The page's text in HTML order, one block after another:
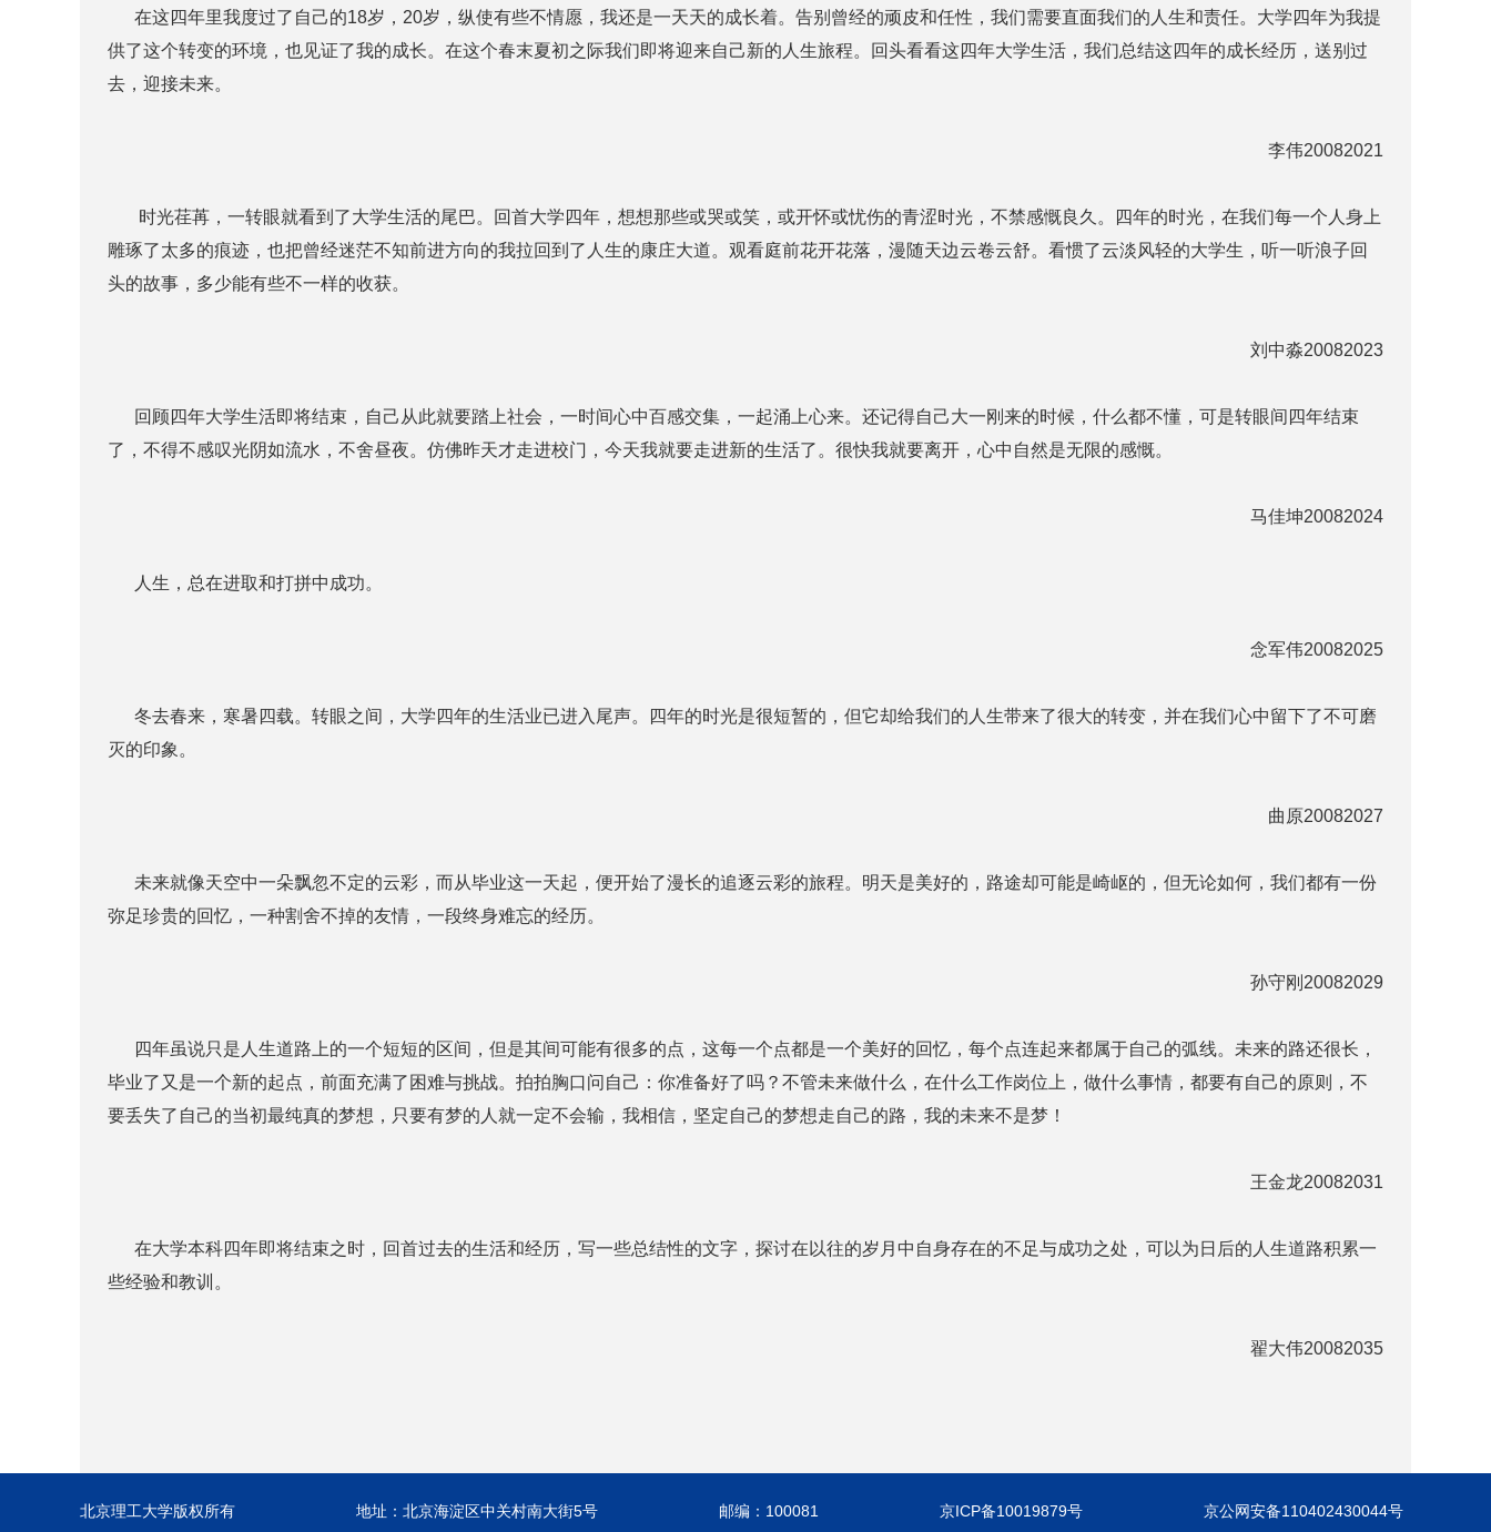
在这四年里我度过了自己的18岁，20岁，纵使有些不情愿，我还是一天天的成长着。告别曾经的顽皮和任性，我们需要直面我们的人生和责任。大学四年为我提
供了这个转变的环境，也见证了我的成长。在这个春末夏初之际我们即将迎来自己新的人生旅程。回头看看这四年大学生活，我们总结这四年的成长经历，送别过
去，迎接未来。
李伟20082021
时光荏苒，一转眼就看到了大学生活的尾巴。回首大学四年，想想那些或哭或笑，或开怀或忧伤的青涩时光，不禁感慨良久。四年的时光，在我们每一个人身上
雕琢了太多的痕迹，也把曾经迷茫不知前进方向的我拉回到了人生的康庄大道。观看庭前花开花落，漫随天边云卷云舒。看惯了云淡风轻的大学生，听一听浪子回
头的故事，多少能有些不一样的收获。
刘中淼20082023
回顾四年大学生活即将结束，自己从此就要踏上社会，一时间心中百感交集，一起涌上心来。还记得自己大一刚来的时候，什么都不懂，可是转眼间四年结束
了，不得不感叹光阴如流水，不舍昼夜。仿佛昨天才走进校门，今天我就要走进新的生活了。很快我就要离开，心中自然是无限的感慨。
马佳坤20082024
人生，总在进取和打拼中成功。
念军伟20082025
冬去春来，寒暑四载。转眼之间，大学四年的生活业已进入尾声。四年的时光是很短暂的，但它却给我们的人生带来了很大的转变，并在我们心中留下了不可磨
灭的印象。
曲原20082027
未来就像天空中一朵飘忽不定的云彩，而从毕业这一天起，便开始了漫长的追逐云彩的旅程。明天是美好的，路途却可能是崎岖的，但无论如何，我们都有一份
弥足珍贵的回忆，一种割舍不掉的友情，一段终身难忘的经历。
孙守刚20082029
四年虽说只是人生道路上的一个短短的区间，但是其间可能有很多的点，这每一个点都是一个美好的回忆，每个点连起来都属于自己的弧线。未来的路还很长，
毕业了又是一个新的起点，前面充满了困难与挑战。拍拍胸口问自己：你准备好了吗？不管未来做什么，在什么工作岗位上，做什么事情，都要有自己的原则，不
要丢失了自己的当初最纯真的梦想，只要有梦的人就一定不会输，我相信，坚定自己的梦想走自己的路，我的未来不是梦！
王金龙20082031
在大学本科四年即将结束之时，回首过去的生活和经历，写一些总结性的文字，探讨在以往的岁月中自身存在的不足与成功之处，可以为日后的人生道路积累一
些经验和教训。
翟大伟20082035
北京理工大学版权所有 地址：北京海淀区中关村南大街5号 邮编：100081 京ICP备10019879号 京公网安备110402430044号